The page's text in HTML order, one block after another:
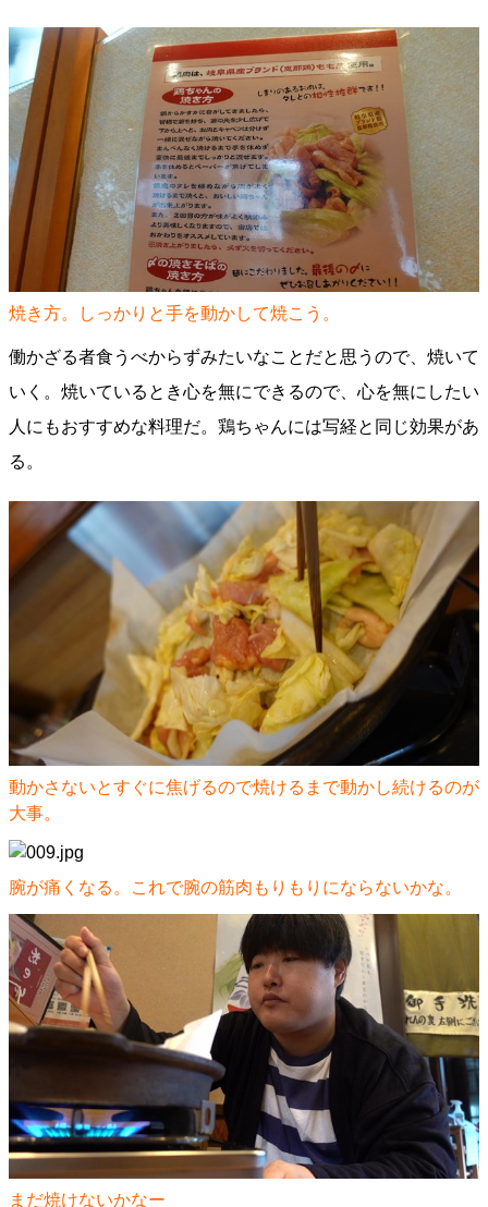
焼き方。しっかりと手を動かして焼こう。
働かざる者食うべからずみたいなことだと思うので、焼いて
いく。焼いているとき心を無にできるので、心を無にしたい
人にもおすすめな料理だ。鶏ちゃんには写経と同じ効果があ
る。
動かさないとすぐに焦げるので焼けるまで動かし続けるのが
大事。
腕が痛くなる。これで腕の筋肉もりもりにならないかな。
まだ焼けないかなー